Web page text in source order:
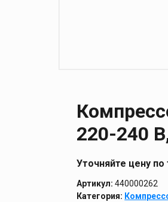
220-240
Уточняйте цену
Артикул: 440000262
Категория: